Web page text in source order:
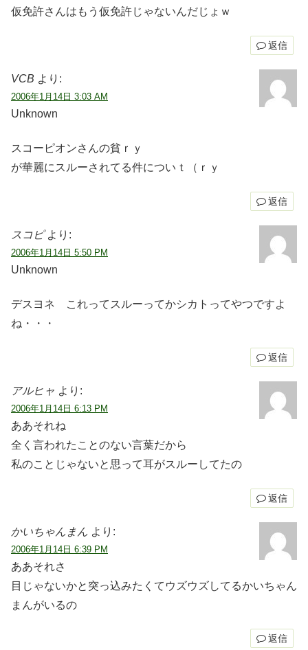
仮免許さんはもう仮免許じゃないんだじょｗ
返信
VCB より:
2006年1月14日 3:03 AM
Unknown
スコーピオンさんの貧ｒｙ
が華麗にスルーされてる件についｔ（ｒｙ
返信
スコピ より:
2006年1月14日 5:50 PM
Unknown
デスヨネ これってスルーってかシカトってやつですよ
ね・・・
返信
アルヒャ より:
2006年1月14日 6:13 PM
ああそれね
全く言われたことのない言葉だから
私のことじゃないと思って耳がスルーしてたの
返信
かいちゃんまん より:
2006年1月14日 6:39 PM
ああそれさ
目じゃないかと突っ込みたくてウズウズしてるかいちゃん
まんがいるの
返信